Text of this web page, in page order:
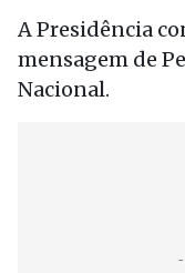
A Presidência
mensagem de
Nacional.